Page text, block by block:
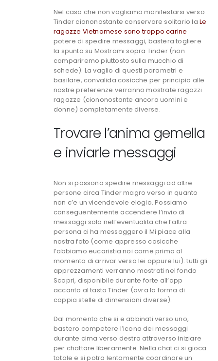
Nel caso che non vogliamo manifestarsi verso
Tinder ciononostante conservare solitario la Le
ragazze Vietnamese sono troppo carine
potere di spedire messaggi, bastera togliere
la spunta su Mostrami sopra Tinder (non
compariremo piuttosto sulla mucchio di
schede). La vaglio di questi parametri e
basilare, convalida cosicche per principio alle
nostre preferenze verranno mostrate ragazzi
ragazze (ciononostante ancora uomini e
donne) completamente diverse.
Trovare l’anima gemella
e inviarle messaggi
Non si possono spedire messaggi ad altre
persone circa Tinder magro verso in quanto
non c’e un vicendevole elogio. Possiamo
conseguentemente accendere l’invio di
messaggi solo nell’eventualita che l’altra
persona ci ha messaggero il Mi piace alla
nostra foto (come appresso cosicche
l’abbiamo eucaristia noi come prima al
momento di arrivar verso lei oppure lui): tutti gli
apprezzamenti verranno mostrati nel fondo
Scopri, disponibile durante forte all’app
accanto al tasto Tinder (avra la forma di
coppia stelle di dimensioni diverse).
Dal momento che si e abbinati verso uno,
bastero competere l’icona dei messaggi
durante cima verso destra attraverso iniziare
per chattare liberamente. Nella chat ci si gioca
totale e si potra lentamente coordinare un